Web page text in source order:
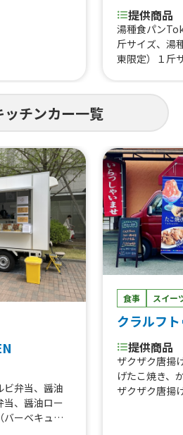
提供商品
湯種食パン
斤サイズ、湯
東限定）１斤
ちみつバタ
バター、小
ッド（期間限
プバック（5
ッチンカー一覧
ビ弁当、醤油
当、醤油ロー
バーベキュ
食事 スイー
クラルフ
提供商品
ザクザク唐揚
げたこ焼き、
ザクザク唐揚